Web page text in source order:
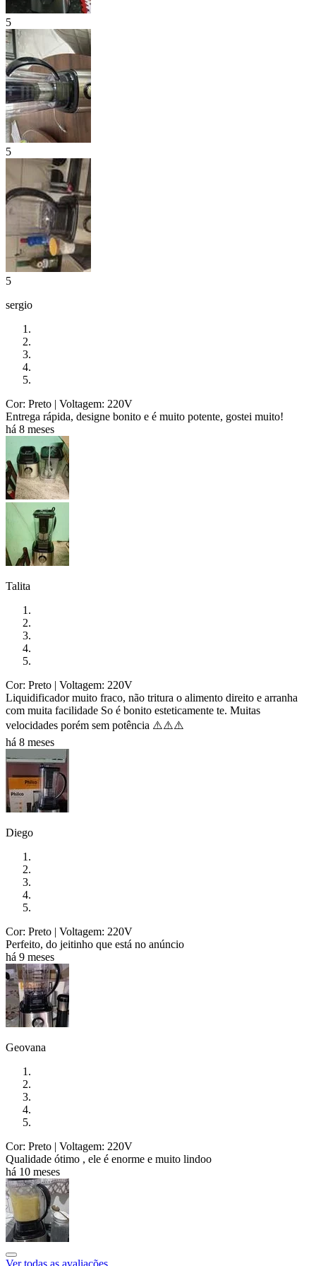
5
5
5
sergio
Cor: Preto | Voltagem: 220V
Entrega rápida, designe bonito e é muito potente, gostei muito!
há 8 meses
Talita
Cor: Preto | Voltagem: 220V
Liquidificador muito fraco, não tritura o alimento direito e arranha
com muita facilidade So é bonito esteticamente te. Muitas
velocidades porém sem potência ⚠️⚠️⚠️
há 8 meses
Diego
Cor: Preto | Voltagem: 220V
Perfeito, do jeitinho que está no anúncio
há 9 meses
Geovana
Cor: Preto | Voltagem: 220V
Qualidade ótimo , ele é enorme e muito lindoo
há 10 meses